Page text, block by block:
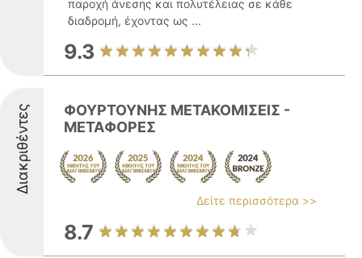
παροχή άνεσης και πολυτέλειας σε κάθε
διαδρομή, έχοντας ως ...
9.3
Διακριθέντες
ΦΟΥΡΤΟΥΝΗΣ ΜΕΤΑΚΟΜΙΣΕΙΣ -
ΜΕΤΑΦΟΡΕΣ
Δείτε περισσότερα >>
8.7